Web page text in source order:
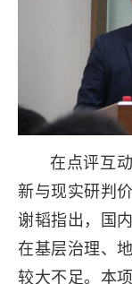
在点评互
新与现实研判
谢韬指出，国
在基层治理、
较大不足。本